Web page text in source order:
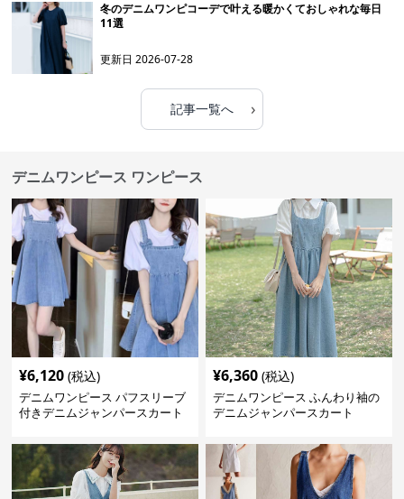
冬のデニムワンピコーデで叶える暖かくておしゃれな毎日
11選
更新日2026-07-28
記事一覧へ ›
デニムワンピース ワンピース
¥6,120 (税込)
デニムワンピース パフスリーブ
付きデニムジャンパースカート
¥6,360 (税込)
デニムワンピース ふんわり袖の
デニムジャンパースカート